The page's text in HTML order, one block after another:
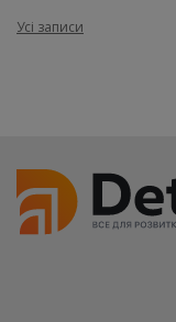
Усі записи